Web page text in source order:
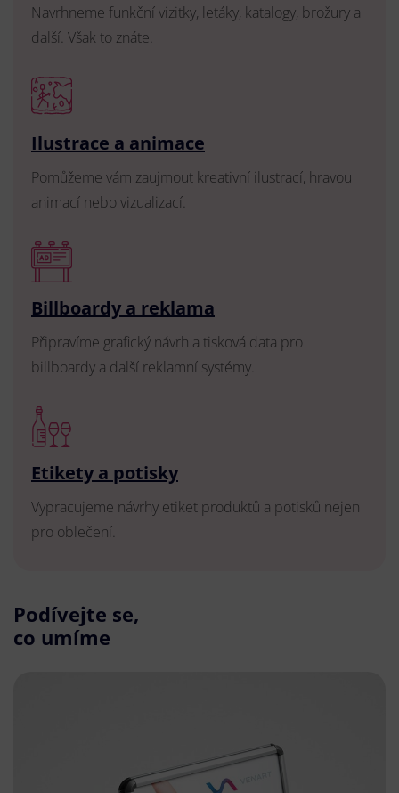
Navrhneme funkční vizitky, letáky, katalogy, brožury a
další. Však to znáte.
Ilustrace a animace
Pomůžeme vám zaujmout kreativní ilustrací, hravou
animací nebo vizualizací.
Billboardy a reklama
Připravíme grafický návrh a tisková data pro
billboardy a další reklamní systémy.
Etikety a potisky
Vypracujeme návrhy etiket produktů a potisků nejen
pro oblečení.
Podívejte se,
co umíme